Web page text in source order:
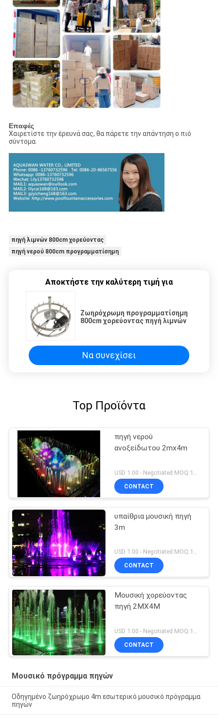
Επαφές
Χαιρετίστε την έρευνά σας, θα πάρετε την απάντηση ο πιό
σύντομα.
πηγή λιμνών 800cm χορεύοντας
πηγή νερού 800cm προγραμματίσημη
Αποκτήστε την καλύτερη τιμή για
Ζωηρόχρωμη προγραμματίσημη
800cm χορεύοντας πηγή λιμνών
Να συνεχίσει
Top Προϊόντα
πηγή νερού
ανοξείδωτου 2mx4m
CONTACT
υπαίθρια μουσική πηγή
3m
USD 1.00 - Negotiated MOQ:1set
CONTACT
Μουσική χορεύοντας
πηγή 2MX4M
USD 1.00 - Negotiated MOQ:1set
CONTACT
Μουσικό πρόγραμμα πηγών
Οδηγημένο ζωηρόχρωμο 4m εσωτερικό μουσικό πρόγραμμα
πηγών